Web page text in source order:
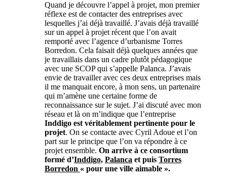
Quand je découvre l’appel à projet, mon premier
réflexe est de contacter des entreprises avec
lesquelles j’ai déjà travaillé. J’avais déjà travaillé
sur un appel à projet récent que l’on avait
remporté avec l’agence d’urbanisme Torres
Borredon. Cela faisait déjà quelques années que
je travaillais dans un cadre plutôt pédagogique
avec une SCOP qui s’appelle Palanca. J’avais
envie de travailler avec ces deux entreprises mais
il me manquait encore, à mon sens, un partenaire
qui m’amène une certaine forme de
reconnaissance sur le sujet. J’ai discuté avec mon
réseau et là on m’indique que l’entreprise
Inddigo est véritablement pertinente pour le
projet. On se contacte avec Cyril Adoue et l’on
part sur le principe que l’on va répondre à ce
projet ensemble. On arrive à ce consortium
formé d’Inddigo, Palanca et puis Torres
Borredon « pour une ville aimable ».